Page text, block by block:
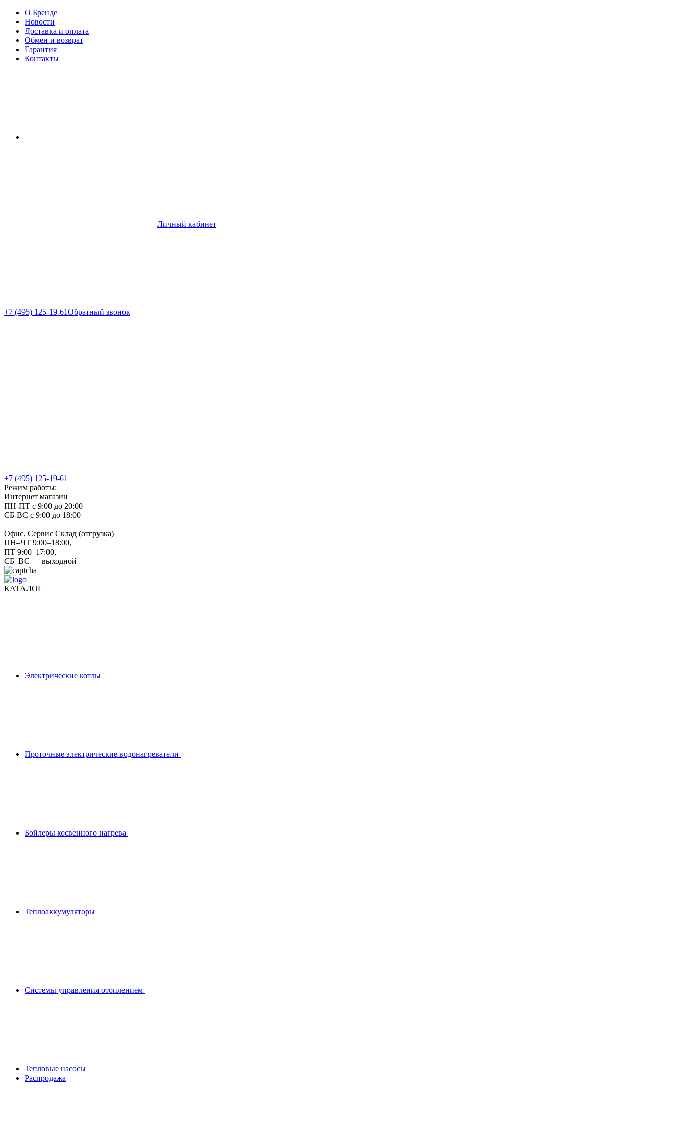
О Бренде
Новости
Доставка и оплата
Обмен и возврат
Гарантия
Контакты
Личный кабинет
+7 (495) 125-19-61Обратный звонок
+7 (495) 125-19-61
Режим работы:
Интернет магазин
ПН-ПТ с 9:00 до 20:00
СБ-ВС с 9:00 до 18:00
Офис, Сервис Склад (отгрузка)
ПН–ЧТ 9:00–18:00,
ПТ 9:00–17:00,
СБ–ВС — выходной
КАТАЛОГ
Электрические котлы
Проточные электрические водонагреватели
Бойлеры косвенного нагрева
Теплоаккумуляторы
Системы управления отоплением
Тепловые насосы
Распродажа